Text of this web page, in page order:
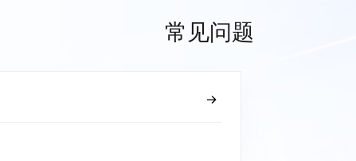
常见问题